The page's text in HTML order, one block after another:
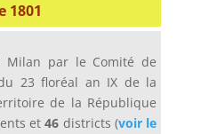
1801
Milan par le Comité de
23 floréal an IX de la
de la République
et46 districts (voir le